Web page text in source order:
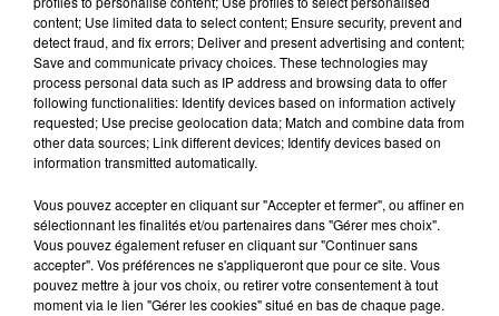
19h19
19h19
SIENNA SPIRO
Die On This Hill
19h16
19h16
TAME IMPALA & JENNIE
Dracula
content; Use limited data to select content; Ensure security, prevent and
detect fraud, and fix errors; Deliver and present advertising and content;
Save and communicate privacy choices. These technologies may
process personal data such as IP address and browsing data to offer
following functionalities: Identify devices based on information actively
requested; Use precise geolocation data; Match and combine data from
other data sources; Link different devices; Identify devices based on
information transmitted automatically.
Vous pouvez accepter en cliquant sur "Accepter et fermer", ou affiner en
sélectionnant les finalités et/ou partenaires dans "Gérer mes choix".
Vous pouvez également refuser en cliquant sur "Continuer sans
accepter". Vos préférences ne s'appliqueront que pour ce site. Vous
pouvez mettre à jour vos choix, ou retirer votre consentement à tout
moment via le lien "Gérer les cookies" situé en bas de chaque page.